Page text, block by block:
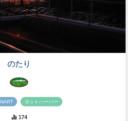
のたり
ヨットハーバー
174